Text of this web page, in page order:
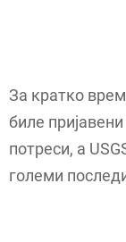
За кратко
биле
потреси, а
големи